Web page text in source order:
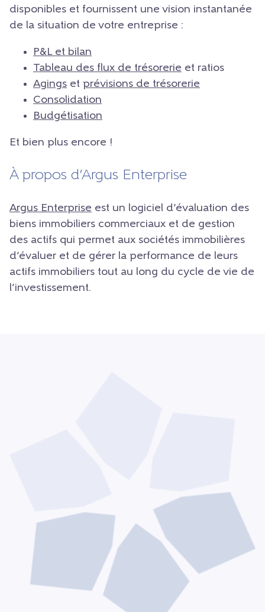
disponibles et fournissent une vision instantanée
de la situation de votre entreprise :
P&L et bilan
Tableau des flux de trésorerie et ratios
Agings et prévisions de trésorerie
Consolidation
Budgétisation
Et bien plus encore !
À propos d’Argus Enterprise
Argus Enterprise est un logiciel d’évaluation des
biens immobiliers commerciaux et de gestion
des actifs qui permet aux sociétés immobilières
d’évaluer et de gérer la performance de leurs
actifs immobiliers tout au long du cycle de vie de
l’investissement.